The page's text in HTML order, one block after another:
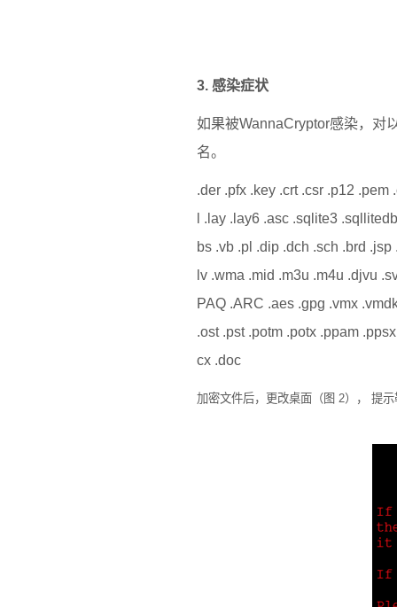
3. 感染症状
如果被WannaCryptor感染，对
名。
.der .pfx .key .crt .csr .p12
l .lay .lay6 .asc .sqlite3
bs .vb .pl .dip .dch .sch .brd
lv .wma .mid .m3u .m4u .djvu
PAQ .ARC .aes .gpg .vmx
.ost .pst .potm .potx .ppam
cx .doc
加密文件后，更改桌面（图 2）， 提